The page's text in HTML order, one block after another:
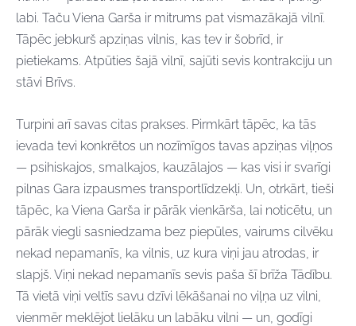
labi. Taču Viena Garša ir mitrums pat vismazākajā vilnī.
Tāpēc jebkurš apziņas vilnis, kas tev ir šobrīd, ir
pietiekams. Atpūties šajā vilnī, sajūti sevis kontrakciju un
stāvi Brīvs.
Turpini arī savas citas prakses. Pirmkārt tāpēc, ka tās
ievada tevi konkrētos un nozīmīgos tavas apziņas viļņos
— psihiskajos, smalkajos, kauzālajos — kas visi ir svarīgi
pilnas Gara izpausmes transportlīdzekļi. Un, otrkārt, tieši
tāpēc, ka Viena Garša ir pārāk vienkārša, lai noticētu, un
pārāk viegli sasniedzama bez piepūles, vairums cilvēku
nekad nepamanīs, ka vilnis, uz kura viņi jau atrodas, ir
slapjš. Viņi nekad nepamanīs sevis paša šī brīža Tādību.
Tā vietā viņi veltīs savu dzīvi lēkāšanai no viļņa uz vilni,
vienmēr meklējot lielāku un labāku vilni — un, godīgi